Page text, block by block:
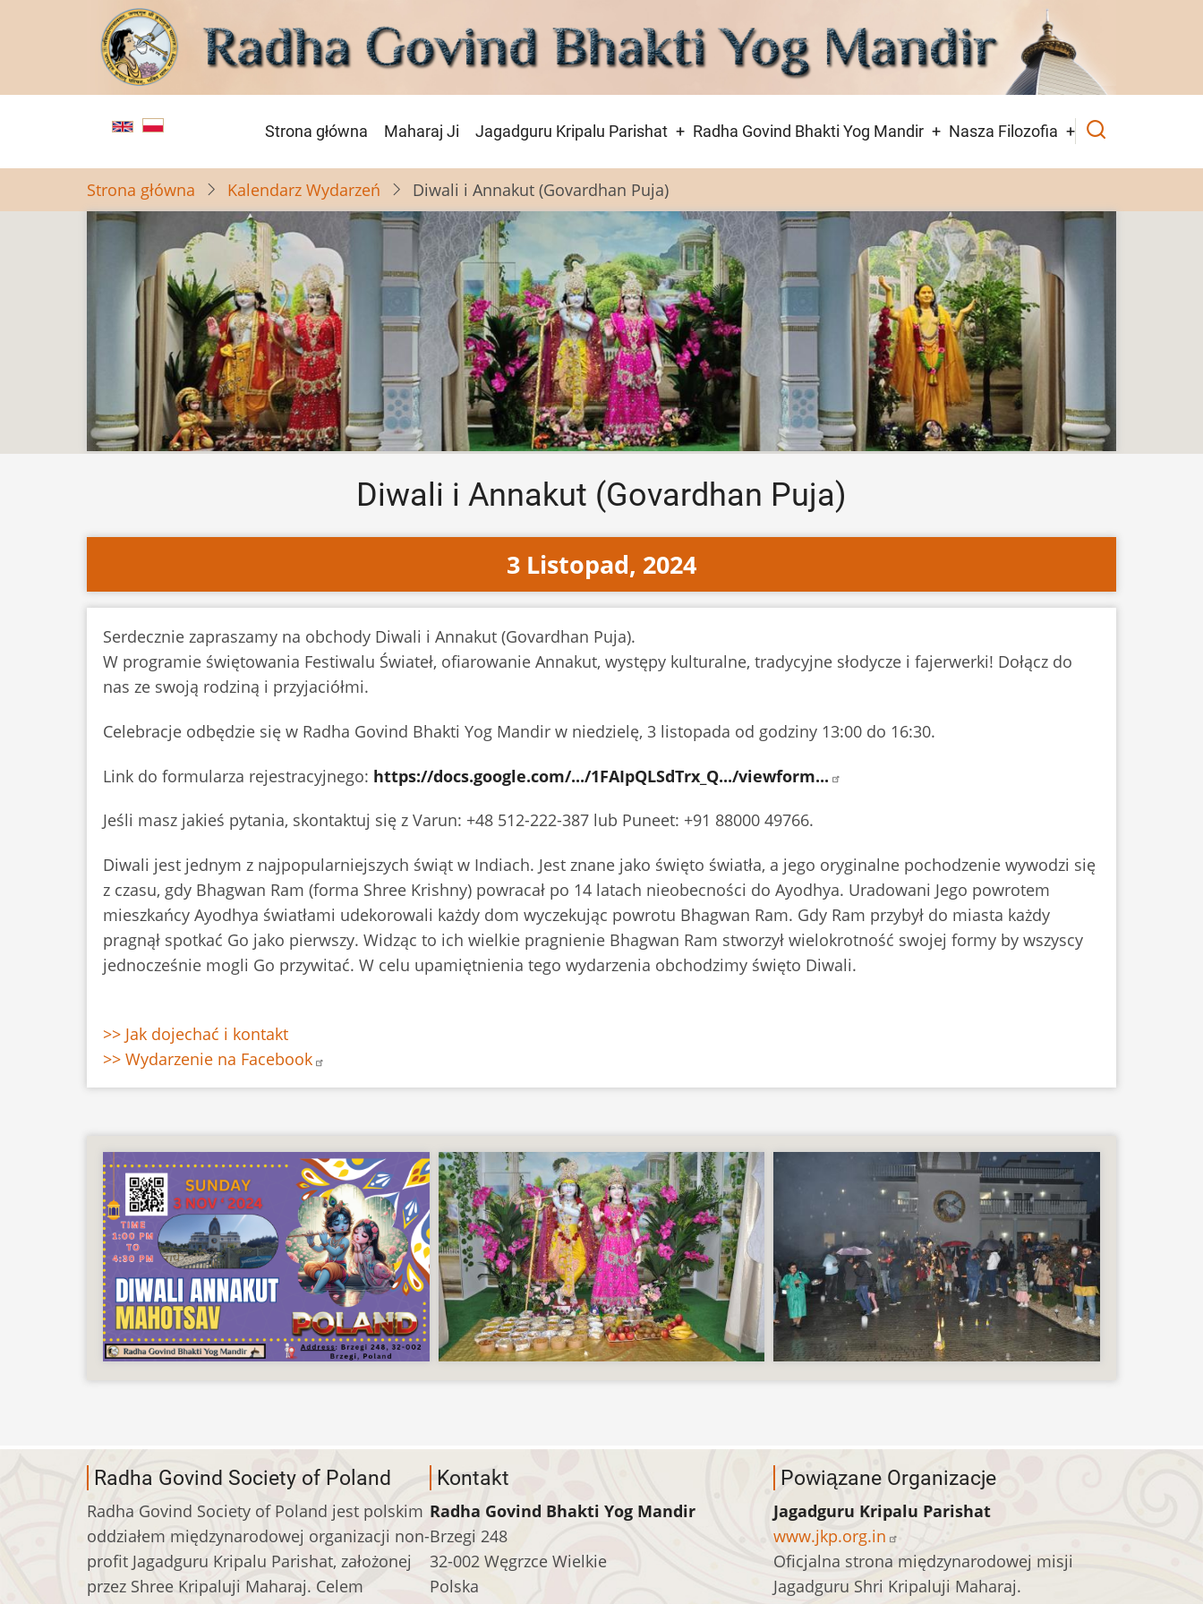
Główna
nawigacja
Strona główna Maharaj Ji Jagadguru Kripalu Parishat Radha Govind Bhakti Yog Mandir Nasza Filozofia
Strona główna Kalendarz Wydarzeń Diwali i Annakut (Govardhan Puja)
Diwali i Annakut (Govardhan Puja)
3 Listopad, 2024
Serdecznie zapraszamy na obchody Diwali i Annakut (Govardhan Puja).
W programie świętowania Festiwalu Świateł, ofiarowanie Annakut, występy kulturalne, tradycyjne słodycze i fajerwerki! Dołącz do
nas ze swoją rodziną i przyjaciółmi.
Celebracje odbędzie się w Radha Govind Bhakti Yog Mandir w niedzielę, 3 listopada od godziny 13:00 do 16:30.
Link do formularza rejestracyjnego: https://docs.google.com/.../1FAIpQLSdTrx_Q.../viewform...
Jeśli masz jakieś pytania, skontaktuj się z Varun: +48 512-222-387 lub Puneet: +91 88000 49766.
Diwali jest jednym z najpopularniejszych świąt w Indiach. Jest znane jako święto światła, a jego oryginalne pochodzenie wywodzi się
z czasu, gdy Bhagwan Ram (forma Shree Krishny) powracał po 14 latach nieobecności do Ayodhya. Uradowani Jego powrotem
mieszkańcy Ayodhya światłami udekorowali każdy dom wyczekując powrotu Bhagwan Ram. Gdy Ram przybył do miasta każdy
pragnął spotkać Go jako pierwszy. Widząc to ich wielkie pragnienie Bhagwan Ram stworzył wielokrotność swojej formy by wszyscy
jednocześnie mogli Go przywitać. W celu upamiętnienia tego wydarzenia obchodzimy święto Diwali.
>> Jak dojechać i kontakt
>> Wydarzenie na Facebook
Radha Govind Society of Poland
Radha Govind Society of Poland jest polskim
oddziałem międzynarodowej organizacji non-
profit Jagadguru Kripalu Parishat, założonej
przez Shree Kripaluji Maharaj. Celem
Kontakt
Radha Govind Bhakti Yog Mandir
Brzegi 248
32-002 Węgrzce Wielkie
Polska
Powiązane Organizacje
Jagadguru Kripalu Parishat
www.jkp.org.in
Oficjalna strona międzynarodowej misji
Jagadguru Shri Kripaluji Maharaj.